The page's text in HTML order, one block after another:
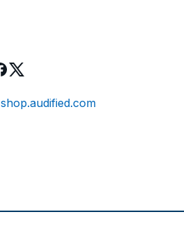
shop.audified.com